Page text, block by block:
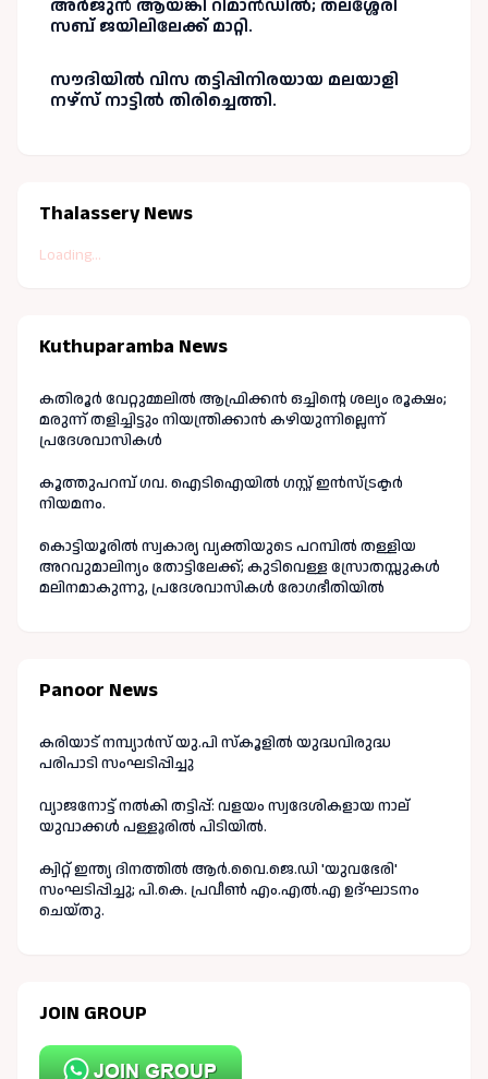
അർജുൻ ആയങ്കി റിമാൻഡിൽ; തലശ്ശേരി
സബ് ജയിലിലേക്ക് മാറ്റി.
സൗദിയിൽ വിസ തട്ടിപ്പിനിരയായ മലയാളി
നഴ്‌സ് നാട്ടിൽ തിരിച്ചെത്തി.
Thalassery News
Loading...
Kuthuparamba News
കതിരൂർ വേറ്റുമ്മലിൽ ആഫ്രിക്കൻ ഒച്ചിന്റെ ശല്യം രൂക്ഷം;
മരുന്ന് തളിച്ചിട്ടും നിയന്ത്രിക്കാൻ കഴിയുന്നില്ലെന്ന്
പ്രദേശവാസികൾ
കൂത്തുപറമ്പ് ഗവ. ഐടിഐയിൽ ഗസ്റ്റ് ഇൻസ്ട്രക്ടർ
നിയമനം.
കൊട്ടിയൂരിൽ സ്വകാര്യ വ്യക്തിയുടെ പറമ്പിൽ തള്ളിയ
അറവുമാലിന്യം തോട്ടിലേക്ക്; കുടിവെള്ള സ്രോതസ്സുകൾ
മലിനമാകുന്നു, പ്രദേശവാസികൾ രോഗഭീതിയിൽ
Panoor News
കരിയാട് നമ്പ്യാർസ് യു.പി സ്കൂളിൽ യുദ്ധവിരുദ്ധ
പരിപാടി സംഘടിപ്പിച്ചു
വ്യാജനോട്ട് നൽകി തട്ടിപ്പ്: വളയം സ്വദേശികളായ നാല്
യുവാക്കൾ പള്ളൂരിൽ പിടിയിൽ.
ക്വിറ്റ് ഇന്ത്യ ദിനത്തിൽ ആർ.വൈ.ജെ.ഡി 'യുവഭേരി'
സംഘടിപ്പിച്ചു; പി.കെ. പ്രവീൺ എം.എൽ.എ ഉദ്ഘാടനം
ചെയ്തു.
JOIN GROUP